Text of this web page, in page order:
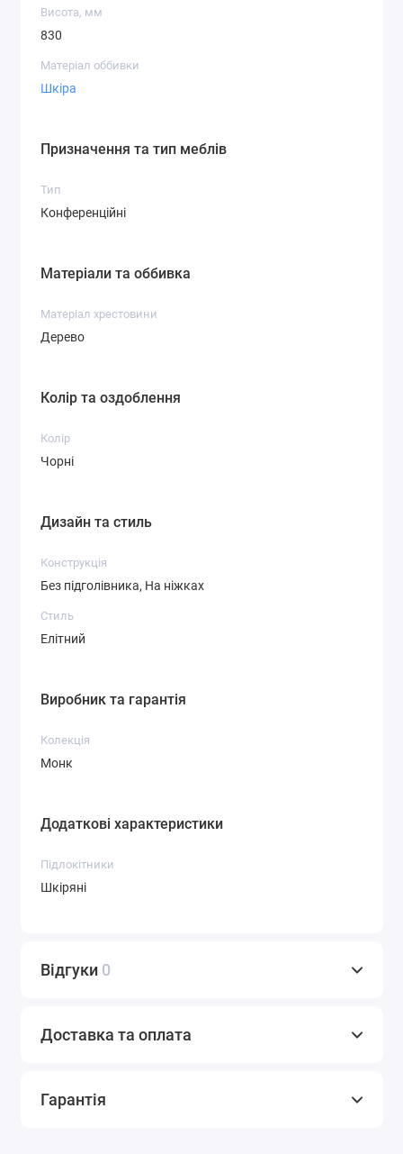
Висота, мм
830
Матеріал оббивки
Шкіра
Призначення та тип меблів
Тип
Конференційні
Матеріали та оббивка
Матеріал хрестовини
Дерево
Колір та оздоблення
Колір
Чорні
Дизайн та стиль
Конструкція
Без підголівника, На ніжках
Стиль
Елітний
Виробник та гарантія
Колекція
Монк
Додаткові характеристики
Підлокітники
Шкіряні
Відгуки 0
Доставка та оплата
Гарантія